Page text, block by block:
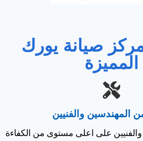
صيانة يورك
المميزة
المهندسين والفنيين
على اعلى مستوى من الكفاءة